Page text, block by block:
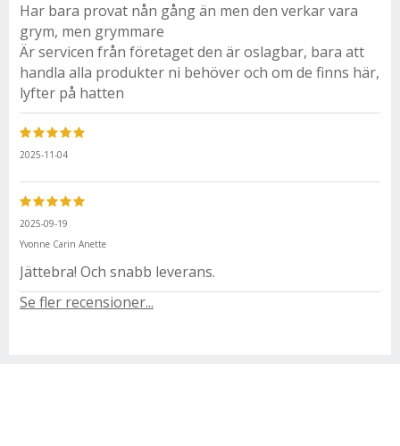
Har bara provat nån gång än men den verkar vara
grym, men grymmare
Är servicen från företaget den är oslagbar, bara att
handla alla produkter ni behöver och om de finns här,
lyfter på hatten
2025-11-04
2025-09-19
Yvonne Carin Anette
Jättebra! Och snabb leverans.
Se fler recensioner...